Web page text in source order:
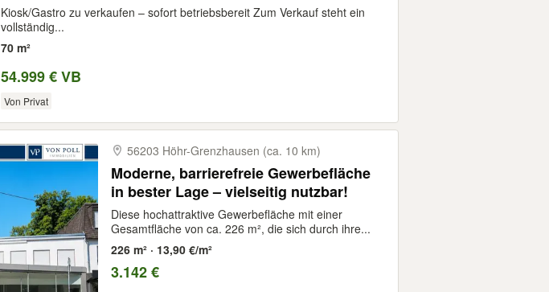
Kiosk/Gastro zu verkaufen – sofort betriebsbereit Zum Verkauf steht ein
vollständig...
70 m²
54.999 € VB
Von Privat
56203 Höhr-​Grenzhausen (ca. 10 km)
Moderne, barrierefreie Gewerbefläche
in bester Lage – vielseitig nutzbar!
Diese hochattraktive Gewerbefläche mit einer
Gesamtfläche von ca. 226 m², die sich durch ihre...
226 m² · 13,90 €/m²
3.142 €